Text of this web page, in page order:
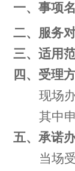
一、事项
二、服务
三、适用
四、受理
现场
其中
五、承诺
当场